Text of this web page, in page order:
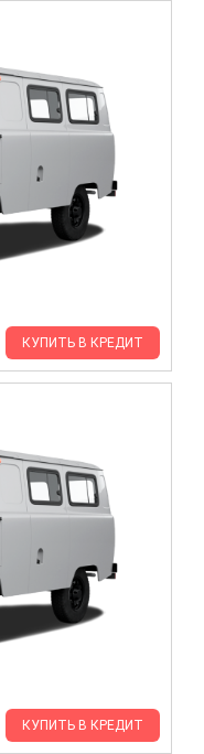
КУПИТЬ В КРЕДИТ
КУПИТЬ В КРЕДИТ